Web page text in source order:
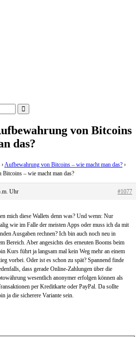
von Bitcoins
das?
›Aufbewahrung von Bitcoins – wie macht man das? ›
– wie macht man das?
Uhr
#1077
mich diese Wallets denn was? Und wenn: Nur
wie im Falle der meisten Apps oder muss ich da mit
Ausgaben rechnen? Ich bin auch noch neu in
Bereich. Aber angesichts des erneuten Booms beim
Kurs führt ja langsam mal kein Weg mehr an einem
vorbei. Oder ist es schon zu spät? Spannend finde
dass gerade Online-Zahlungen über die
wesentlich anonymer erfolgen können als
per Kreditkarte oder PayPal. Da sollte
ja die sicherere Variante sein.